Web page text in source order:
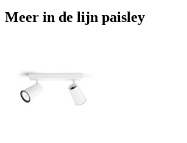
Meer in de lijn paisley